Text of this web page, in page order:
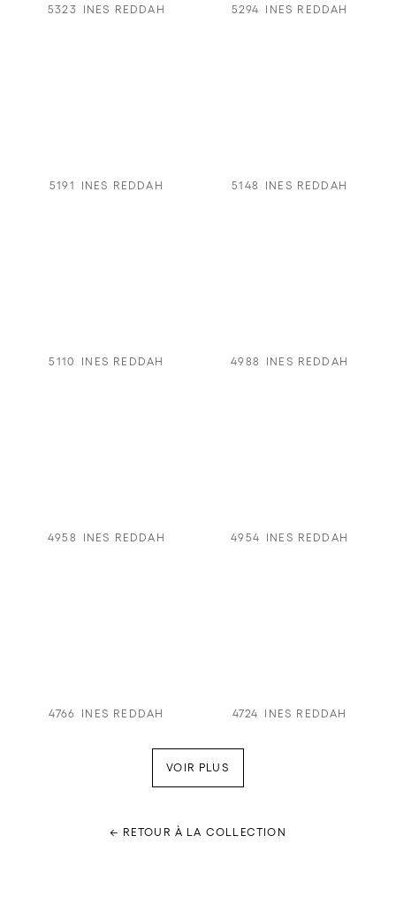
5323 INES REDDAH 5294 INES REDDAH
5191 INES REDDAH 5148 INES REDDAH
5110 INES REDDAH 4988 INES REDDAH
4958 INES REDDAH 4954 INES REDDAH
4766 INES REDDAH 4724 INES REDDAH
VOIR PLUS
← RETOUR À LA COLLECTION